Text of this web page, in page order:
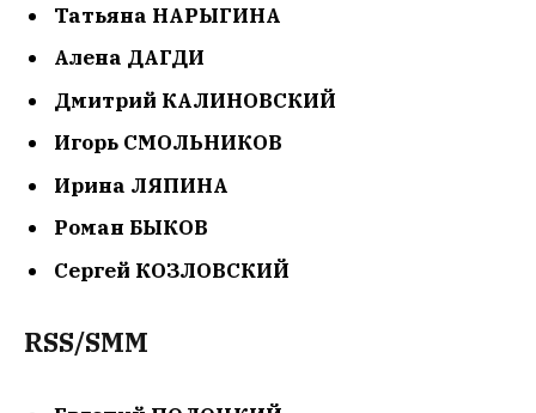
Татьяна НАРЫГИНА
Алена ДАГДИ
Дмитрий КАЛИНОВСКИЙ
Игорь СМОЛЬНИКОВ
Ирина ЛЯПИНА
Роман БЫКОВ
Сергей КОЗЛОВСКИЙ
RSS/SMM